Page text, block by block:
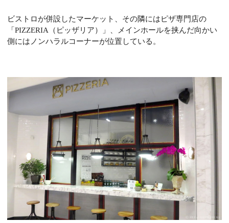
ビストロが併設したマーケット、その隣にはピザ専門店の
「 PIZZERIA （ピッザリア）」、メインホールを挟んだ向かい
側にはノンハラルコーナーが位置している。